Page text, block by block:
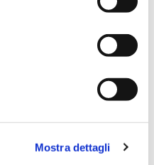
Mostra dettagli